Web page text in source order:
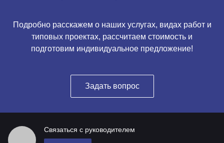
Подробно расскажем о наших услугах, видах работ и
типовых проектах, рассчитаем стоимость и
подготовим индивидуальное предложение!
Задать вопрос
Связаться с руководителем